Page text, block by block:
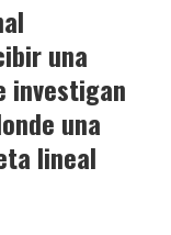
una
investigan
una
lineal